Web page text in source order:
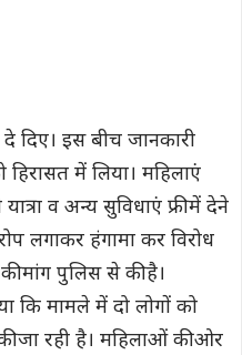
इस बीच जानकारी
में लिया। महिलाएं
व अन्य सुविधाएं फ्री में देने
लगाकर हंगामा कर विरोध
मांग पुलिस से की है।
कि मामले में दो लोगों को
जा रही है। महिलाओं की ओर